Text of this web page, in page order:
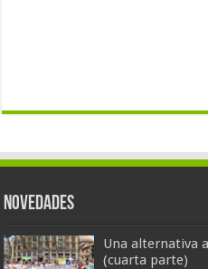
Novedades
Una alternativa
(cuarta parte)